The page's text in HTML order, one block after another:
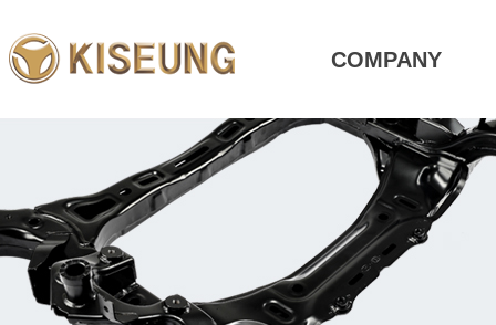
COMPANY
CEO인사말
개요
경영목표
비전